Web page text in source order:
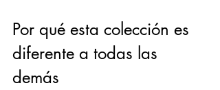
Por qué esta colección es
diferente a todas las
demás